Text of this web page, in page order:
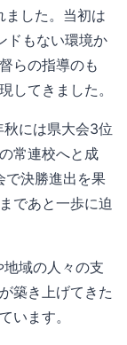
した。当初は
ドもない環境か
らの指導のも
してきました。
には県大会3位
常連校へと成
決勝進出を果
であと一歩に迫
域の人々の支
築き上げてきた
います。